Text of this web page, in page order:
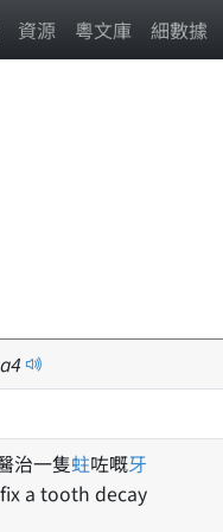
資源 粵文庫 細數據
4
治一隻蛀咗嘅牙
a tooth decay